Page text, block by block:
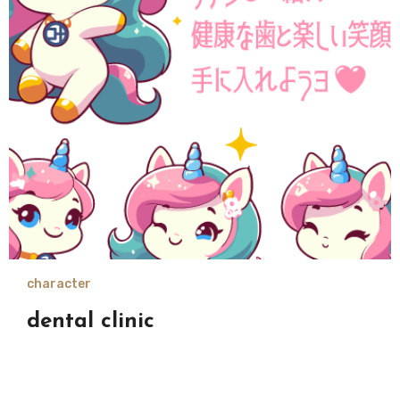
character
dental clinic